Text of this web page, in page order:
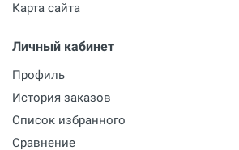
Карта сайта
Личный кабинет
Профиль
История заказов
Список избранного
Сравнение